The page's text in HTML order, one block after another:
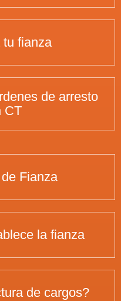
fianza
de arresto
CT
Fianza
la fianza
de cargos?